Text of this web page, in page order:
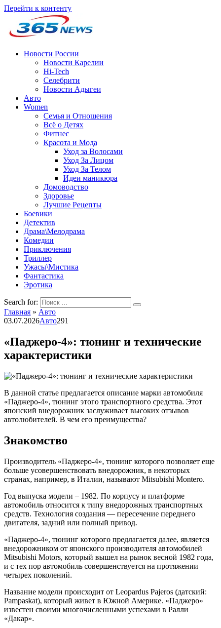
Перейти к контенту
Новости России
Новости Карелии
Hi-Tech
Селебрити
Новости Адыгеи
Авто
Women
Семья и Отношения
Всё о Детях
Фитнес
Красота и Мода
Уход за Волосами
Уход За Лицом
Уход За Телом
Идеи маникюра
Домоводство
Здоровье
Лучшие Рецепты
Боевики
Детектив
Драма\Мелодрама
Комедии
Приключения
Триллер
Ужасы\Мистика
Фантастика
Эротика
Search for:
Главная » Авто
03.07.2026Авто291
«Паджеро-4»: тюнинг и технические
характеристики
В данной статье предлагается описание марки автомобиля
«Паджеро-4», тюнинг этого транспортного средства. Этот
японский внедорожник заслуживает высоких отзывов
автолюбителей. В чем его преимущества?
Знакомство
Производитель «Паджеро-4», тюнинг которого позволяет еще
больше усовершенствовать внедорожник, в некоторых
странах, например, в Италии, называют Mitsubishi Montero.
Год выпуска модели – 1982. По корпусу и платформе
автомобиль относится к типу внедорожных транспортных
средств. Технология создания — пересечение переднего
двигателя, задний или полный привод.
«Паджеро-4», тюнинг которого предлагается далее, является
внедорожником от японского производителя автомобилей
Mitsubishi Motors, который вышел на рынок весной 1982 года,
и с тех пор автомобиль совершенствуется на протяжении
четырех поколений.
Название модели происходит от Leopardus Pajeros (датский:
Pampaskat), который живет в Южной Америке. «Паджеро»
известен своими многочисленными успехами в Ралли
«Дакар».